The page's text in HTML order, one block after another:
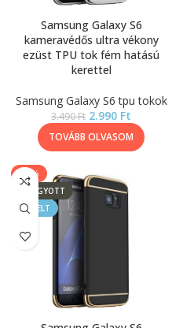
Samsung Galaxy S6
kameravédős ultra vékony
ezüst TPU tok fém hatású
kerettel
Samsung Galaxy S6 tpu tokok
3.490Ft 2.990 Ft
TOVÁBB OLVASOM
-14%
ELFOGYOTT
KIEMELT